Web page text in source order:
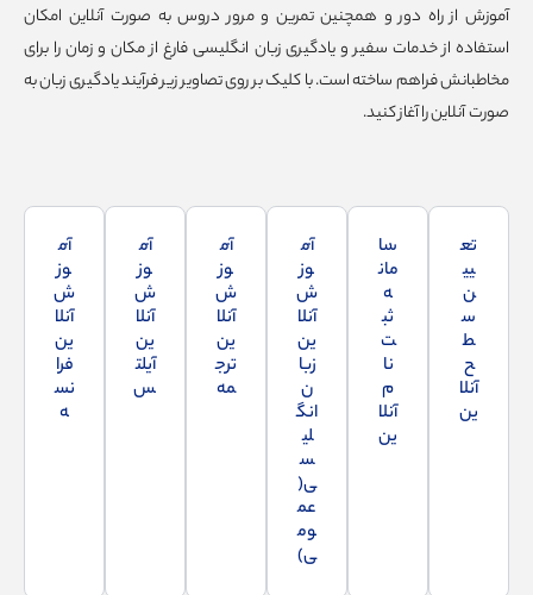
آموزش از راه دور و همچنین تمرین و مرور دروس به صورت آنلاین امکان
استفاده از خدمات سفیر و یادگیری زبان انگلیسی فارغ از مکان و زمان را برای
مخاطبانش فراهم ساخته است. با کلیک بر روی تصاویر زیر فرآیند یادگیری زبان به
صورت آنلاین را آغاز کنید.
تع
یی
ن
س
ط
ح
آنلا
ین
سا
مان
ه
ثب
ت
نا
م
آنلا
ین
آم
وز
ش
آنلا
ین
زبا
ن
انگ
لی
س
ی(
عم
وم
ی)
آم
وز
ش
آنلا
ین
ترج
مه
آم
وز
ش
آنلا
ین
آیلت
س
آم
وز
ش
آنلا
ین
فرا
نس
ه